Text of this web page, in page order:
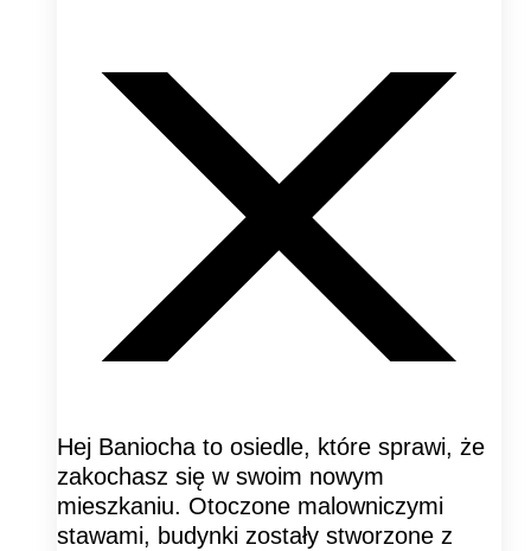
Hej Baniocha to osiedle, które sprawi, że
zakochasz się w swoim nowym
mieszkaniu. Otoczone malowniczymi
stawami, budynki zostały stworzone z